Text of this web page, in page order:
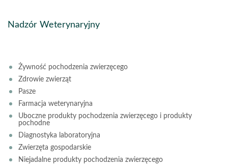
Nadzór Weterynaryjny
Żywność pochodzenia zwierzęcego
Zdrowie zwierząt
Pasze
Farmacja weterynaryjna
Uboczne produkty pochodzenia zwierzęcego i produkty
pochodne
Diagnostyka laboratoryjna
Zwierzęta gospodarskie
Niejadalne produkty pochodzenia zwierzęcego